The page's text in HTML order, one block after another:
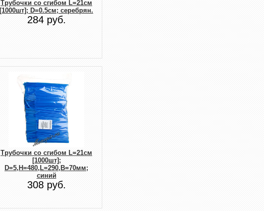
Трубочки со сгибом L=21см
[1000шт]; D=0.5см; серебрян.
284 руб.
Трубочки со сгибом L=21см
[1000шт];
D=5,H=480,L=290,B=70мм;
синий
308 руб.